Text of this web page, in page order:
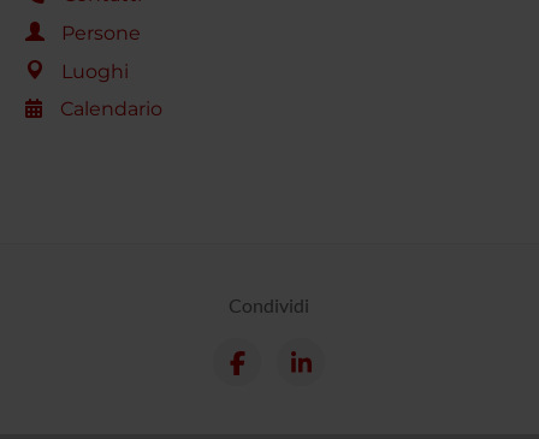
Persone
Luoghi
Calendario
Condividi